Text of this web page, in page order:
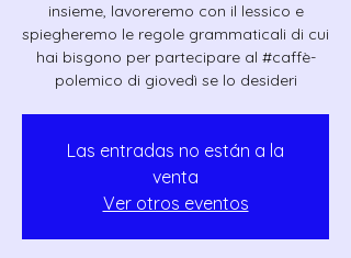
insieme, lavoreremo con il lessico e
spiegheremo le regole grammaticali di cui
hai bisgono per partecipare al #caffè-
polemico di giovedì se lo desideri
Las entradas no están a la
venta
Ver otros eventos